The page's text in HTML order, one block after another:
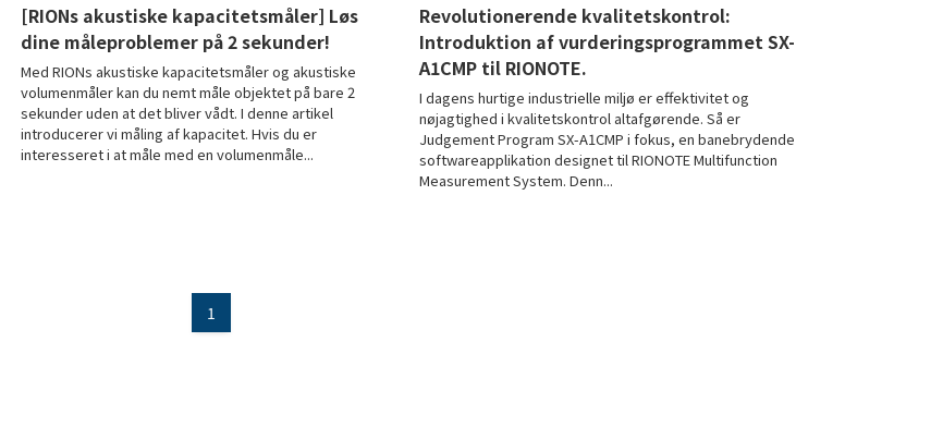
[RIONs akustiske kapacitetsmåler] Løs
dine måleproblemer på 2 sekunder!
Med RIONs akustiske kapacitetsmåler og akustiske
volumenmåler kan du nemt måle objektet på bare 2
sekunder uden at det bliver vådt. I denne artikel
introducerer vi måling af kapacitet. Hvis du er
interesseret i at måle med en volumenmåle...
Revolutionerende kvalitetskontrol:
Introduktion af vurderingsprogrammet SX-
A1CMP til RIONOTE.
I dagens hurtige industrielle miljø er effektivitet og
nøjagtighed i kvalitetskontrol altafgørende. Så er
Judgement Program SX-A1CMP i fokus, en banebrydende
softwareapplikation designet til RIONOTE Multifunction
Measurement System. Denn...
1